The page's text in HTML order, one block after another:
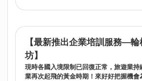
【最新推出企業培訓服務—
坊】
現時各國入境限制已回復正常，旅遊業持
業再次起飛的黃金時期！來好好把握機會